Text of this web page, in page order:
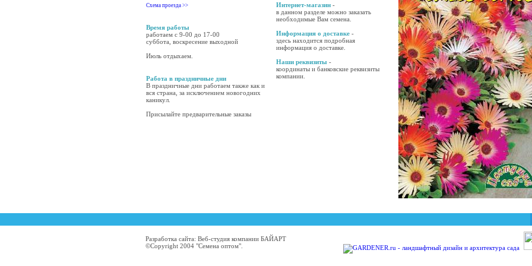
Схема проезда >>
Время работы
работаем с 9-00 до 17-00
суббота, воскресение выходной
Июль отдыхаем.
Работа в праздничные дни
В праздничные дни работаем также как и
вся страна, за исключением новогодних
каникул.
Присылайте предварительные заказы
Интернет-магазин -
в данном разделе можно заказать
необходимые Вам семена.
Информация о доставке -
здесь находится подробная
информация о доставке.
Наши реквизиты -
координаты и банковские реквизиты
компании.
Разработка сайта: Веб-студия компании БАЙАРТ
©Copyright 2004 "Семена оптом".